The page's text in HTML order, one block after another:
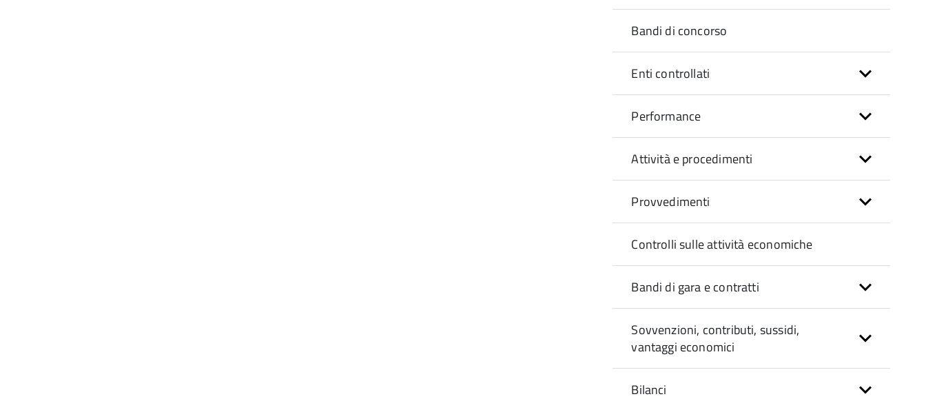
Bandi di concorso
Enti controllati
Performance
Attività e procedimenti
Provvedimenti
Controlli sulle attività economiche
Bandi di gara e contratti
Sovvenzioni, contributi, sussidi,
vantaggi economici
Bilanci